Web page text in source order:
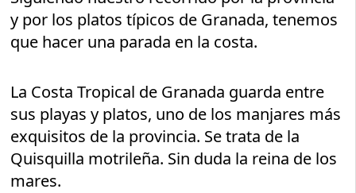
y por los platos típicos de Granada, tenemos
que hacer una parada en la costa.
La Costa Tropical de Granada guarda entre
sus playas y platos, uno de los manjares más
exquisitos de la provincia. Se trata de la
Quisquilla motrileña. Sin duda la reina de los
mares.